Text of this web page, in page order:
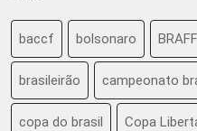
baccf bolsonaro BRAFF
brasileirão campeonato
copa do brasil Copa